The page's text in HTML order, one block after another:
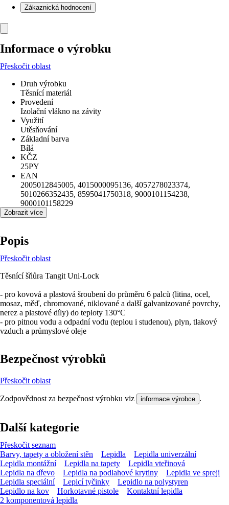
Zákaznická hodnocení
Informace o výrobku
Přeskočit oblast
Druh výrobku
Těsnící materiál
Provedení
Izolační vlákno na závity
Využití
Utěsňování
Základní barva
Bílá
KČZ
25PY
EAN
2005012845005, 4015000095136, 4057278023374,
5010266352435, 8595041750318, 9000101154238,
9000101158229
Zobrazit více
Popis
Přeskočit oblast
Těsnící šňůra Tangit Uni-Lock
- pro kovová a plastová šroubení do průměru 6 palců (litina, ocel,
mosaz, měď, chromované, niklované a další galvanizované povrchy,
nerez a plastové díly) do teploty 130°C
- pro pitnou vodu a odpadní vodu (teplou i studenou), plyn, tlakový
vzduch a průmyslové oleje
Bezpečnost výrobků
Přeskočit oblast
Zodpovědnost za bezpečnost výrobku viz informace výrobce .
Další kategorie
Přeskočit seznam
Barvy, tapety a obložení stěn
Lepidla
Lepidla univerzální
Lepidla montážní
Lepidla na tapety
Lepidla vteřinová
Lepidla na dřevo
Lepidla na podlahové krytiny
Lepidla ve spreji
Lepidla speciální
Lepicí tyčinky
Lepidlo na polystyren
Lepidlo na kov
Horkotavné pistole
Kontaktní lepidla
2 komponentová lepidla